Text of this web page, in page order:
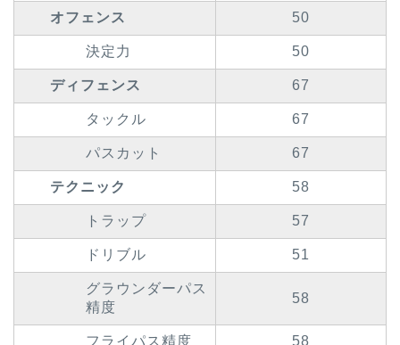
オフェンス 50
決定力 50
ディフェンス 67
タックル 67
パスカット 67
テクニック 58
トラップ 57
ドリブル 51
グラウンダーパス
精度
58
フライパス精度 58